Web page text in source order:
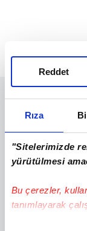
Rıza
"Sitelerimizde
yürütülmesi
Bu çerezler,
tanımlayarak
Reddet